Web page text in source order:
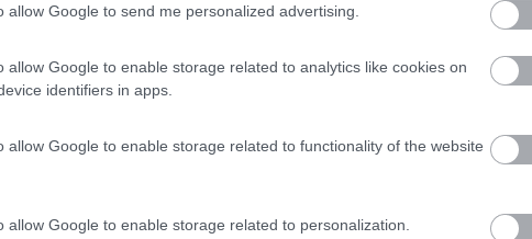
allow Google to send me personalized advertising.
allow Google to enable storage related to analytics like cookies on
identifiers in apps.
allow Google to enable storage related to functionality of the website
allow Google to enable storage related to personalization.
a 26°: entrando la sensazione è che fosse gelata, non so se